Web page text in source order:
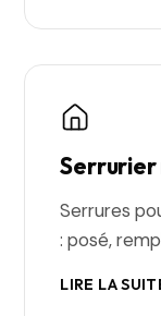
Serrures
: posé,
LIRE LA